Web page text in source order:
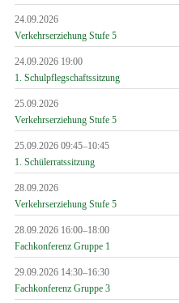
24.09.2026
Verkehrserziehung Stufe 5
24.09.2026 19:00
1. Schulpflegschaftssitzung
25.09.2026
Verkehrserziehung Stufe 5
25.09.2026 09:45–10:45
1. Schülerratssitzung
28.09.2026
Verkehrserziehung Stufe 5
28.09.2026 16:00–18:00
Fachkonferenz Gruppe 1
29.09.2026 14:30–16:30
Fachkonferenz Gruppe 3